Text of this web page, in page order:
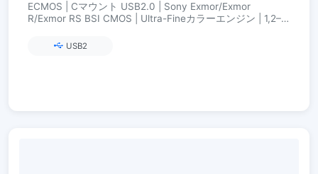
ECMOS | Cマウント USB2.0 | Sony Exmor/Exmor
R/Exmor RS BSI CMOS | Ultra-Fineカラーエンジン | 1,2–
USB2